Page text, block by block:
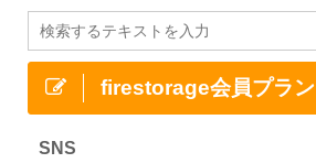
firestorage会員プラン
SNS